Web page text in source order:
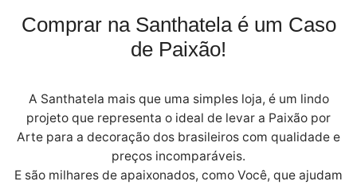
Comprar na Santhatela é um Caso
de Paixão!
A Santhatela mais que uma simples loja, é um lindo
projeto que representa o ideal de levar a Paixão por
Arte para a decoração dos brasileiros com qualidade e
preços incomparáveis.
E são milhares de apaixonados, como Você, que ajudam